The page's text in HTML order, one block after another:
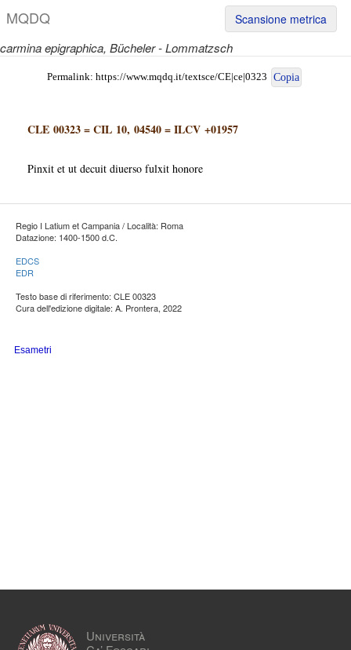
MQDQ Scansione metrica
carmina epigraphica, Bücheler - Lommatzsch
Permalink: https://www.mqdq.it/textsce/CE|ce|0323 Copia
CLE 00323=CIL 10, 04540=ILCV +01957
Pinxit et ut decuit diuerso fulxit honore
Regio I Latium et Campania / Località: Roma
Datazione: 1400-1500 d.C.
EDCS
EDR
Testo base di riferimento: CLE 00323
Cura dell'edizione digitale: A. Prontera, 2022
Esametri
Università